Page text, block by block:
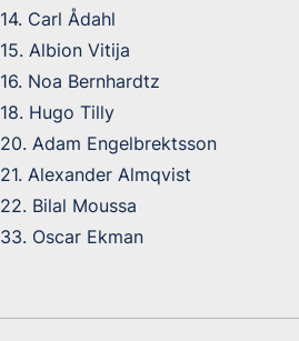
14. Carl Ådahl
15. Albion Vitija
16. Noa Bernhardtz
18. Hugo Tilly
20. Adam Engelbrektsson
21. Alexander Almqvist
22. Bilal Moussa
33. Oscar Ekman